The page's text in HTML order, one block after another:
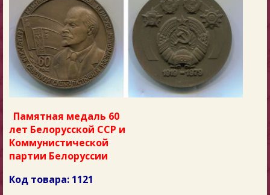
Памятная медаль 60
лет Белорусской ССР и
Коммунистической
партии Белоруссии
Код товара: 1121